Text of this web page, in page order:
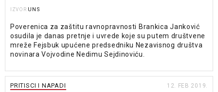
IZVOR UNS
Poverenica za zaštitu ravnopravnosti Brankica Janković
osudila je danas pretnje i uvrede koje su putem društvene
mreže Fejsbuk upućene predsedniku Nezavisnog društva
novinara Vojvodine Nedimu Sejdinoviću.
PRITISCI I NAPADI 12. FEB 2019.